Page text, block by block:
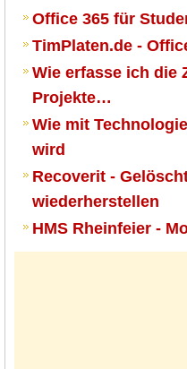
Office 365 für
TimPlaten.de -
Wie erfasse ich die
Projekte…
Wie mit
wird
Recoverit -
wiederherstellen
HMS Rheinfeier -